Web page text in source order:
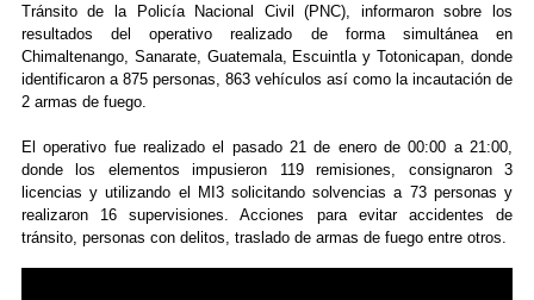
Tránsito de la Policía Nacional Civil (PNC), informaron sobre los
resultados del operativo realizado de forma simultánea en
Chimaltenango, Sanarate, Guatemala, Escuintla y Totonicapan, donde
identificaron a 875 personas, 863 vehículos así como la incautación de
2 armas de fuego.
El operativo fue realizado el pasado 21 de enero de 00:00 a 21:00,
donde los elementos impusieron 119 remisiones, consignaron 3
licencias y utilizando el MI3 solicitando solvencias a 73 personas y
realizaron 16 supervisiones. Acciones para evitar accidentes de
tránsito, personas con delitos, traslado de armas de fuego entre otros.